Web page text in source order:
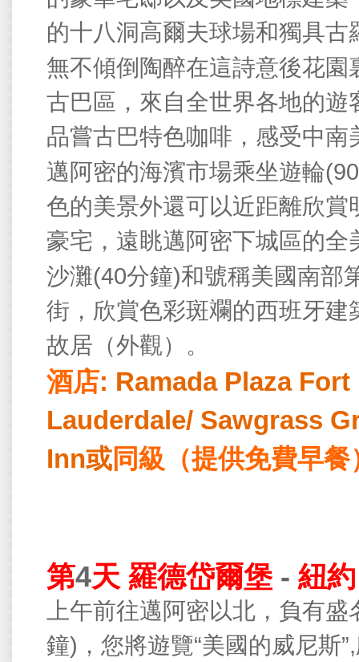
的十八洞高爾夫球場和獨具
無不傾倒陶醉在這詩意後花園
古巴區，來自全世界各地的
品嘗古巴特色咖啡，感受中南
邁阿密的海濱市場乘坐遊輪(90
色的美景外還可以近距離欣
豪宅，遠眺邁阿密下城區的
沙灘(40分鐘)和號稱美國南部
街，欣賞色彩斑斕的西班牙
故居（外觀）。
酒店: Ramada Plaza Fort
Lauderdale/ Sawgrass
Inn或同級（提供免費早餐
第4天 羅德岱爾堡 - 紐
上午前往邁阿密以北，負有盛
鐘) ，您將遊覽“美國的威尼斯”,